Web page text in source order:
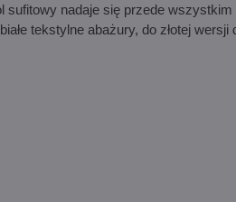
nadaje się przede
tekstylne abażury, do złotej